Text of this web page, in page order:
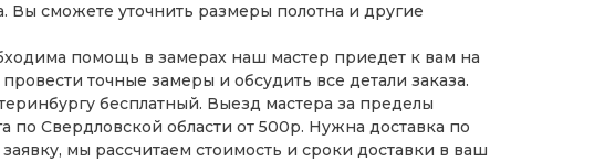
Вы сможете уточнить размеры полотна и другие
помощь в замерах наш мастер приедет к вам на
точные замеры и обсудить все детали заказа.
бесплатный. Выезд мастера за пределы
по Свердловской области от 500р. Нужна доставка по
мы рассчитаем стоимость и сроки доставки в ваш